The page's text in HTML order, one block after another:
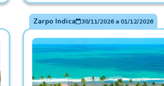
Zarpo Indica 30/11/2026a 01/12/2026